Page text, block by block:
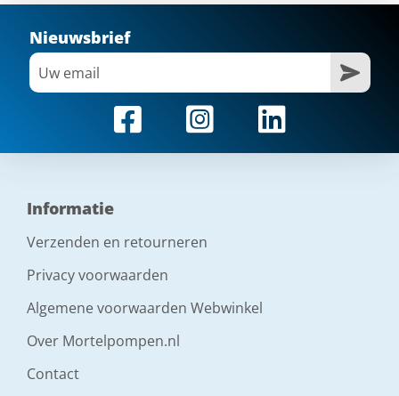
Nieuwsbrief
Informatie
Verzenden en retourneren
Privacy voorwaarden
Algemene voorwaarden Webwinkel
Over Mortelpompen.nl
Contact